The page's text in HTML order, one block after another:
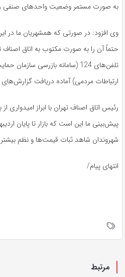
به صورت مستمر وضعیت واحدهای صنفی
وی افزود: در صورتی که همشهریان ما در
حتماً آن را به صورت مکتوب به اتاق اصناف
ارتباطات مردمی) آماده دریافت
رئیس اتاق اصناف تهران با ابراز امیدواری
پیش‌بینی ما این است که بازار تا پایان
شهروندان شاهد ثبات قیمت‌ها و نظم
انتهای پیام/
مرتبط